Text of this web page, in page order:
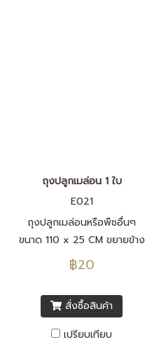
ถุงปลูกเมล่อน 1 ใบ
E021
ถุงปลูกเมล่อนหรือพืชอื่นๆ
ขนาด 110 x 25 CM ขยายข้าง
18 CM ปลูกได้ 5-6 ต้น
฿20
สั่งซื้อสินค้า
เปรียบเทียบ